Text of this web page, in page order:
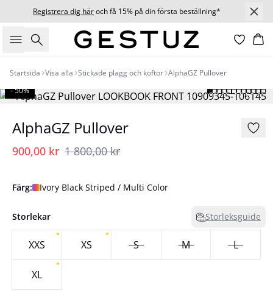
Registrera dig häroch få 15% på din första beställning*
Sök
Startsida Visa alla Stickade plagg och koftor AlphaGZ Pullover
- 50%
AlphaGZ Pullover
900,00 kr 1 800,00 kr
Färg: Ivory Black Striped / Multi Color
Storlekar Storleksguide
XXS XS S M L
XL